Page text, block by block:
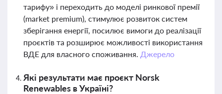
тарифу» і переходить до моделі ринкової премії
(market premium), стимулює розвиток систем
зберігання енергії, посилює вимоги до реалізації
проєктів та розширює можливості використання
ВДЕ для власного споживання. Джерело
Які результати має проєкт Norsk
Renewables в Україні?